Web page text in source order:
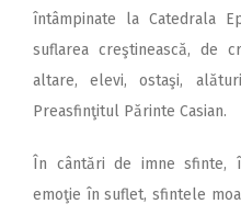
întâmpinate la Catedrala
suflarea creştinească, de
altare, elevi, ostaşi,
Preasfinţitul Părinte Casian.
În cântări de imne sfinte,
emoţie în suflet, sfintele